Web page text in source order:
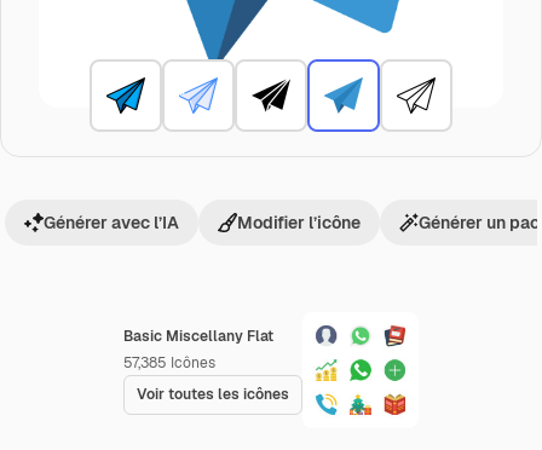
Basic Miscellany Flat
57,385 Icônes
Voir toutes les icônes
Générer avec l’IA Modifier l’icône Générer un